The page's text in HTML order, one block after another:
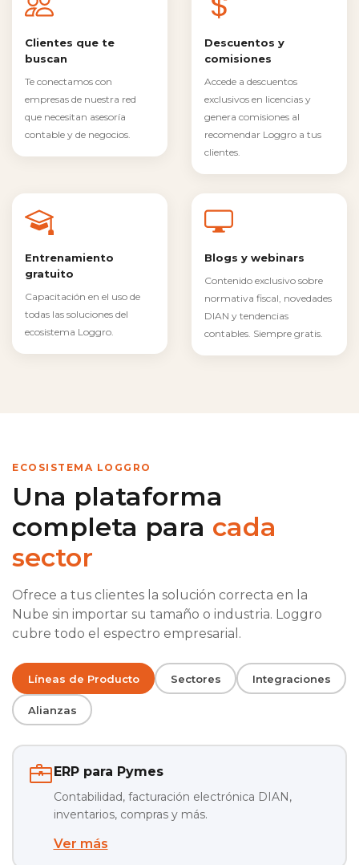
Clientes que te
buscan
Te conectamos con
empresas de nuestra red
que necesitan asesoría
contable y de negocios.
Descuentos y
comisiones
Accede a descuentos
exclusivos en licencias y
genera comisiones al
recomendar Loggro a tus
clientes.
Entrenamiento
gratuito
Capacitación en el uso de
todas las soluciones del
ecosistema Loggro.
Blogs y webinars
Contenido exclusivo sobre
normativa fiscal, novedades
DIAN y tendencias
contables. Siempre gratis.
ECOSISTEMA LOGGRO
Una plataforma
completa para cada
sector
Ofrece a tus clientes la solución correcta en la
Nube sin importar su tamaño o industria. Loggro
cubre todo el espectro empresarial.
Líneas de Producto Sectores Integraciones
Alianzas
ERP para Pymes
Contabilidad, facturación electrónica DIAN,
inventarios, compras y más.
Ver más